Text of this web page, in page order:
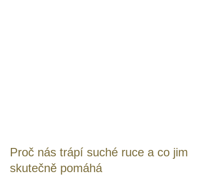
Proč nás trápí suché ruce a co jim
skutečně pomáhá